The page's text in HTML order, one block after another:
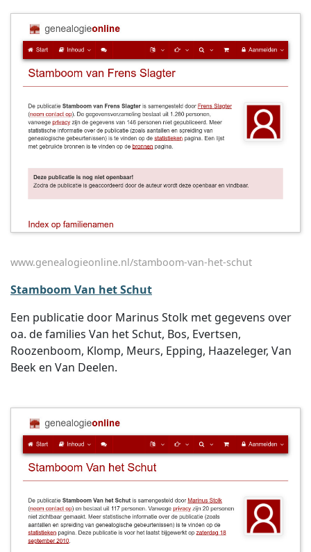
www.genealogieonline.nl/stamboom-van-het-schut
Stamboom Van het Schut
Een publicatie door Marinus Stolk met gegevens over
oa. de families Van het Schut, Bos, Evertsen,
Roozenboom, Klomp, Meurs, Epping, Haazeleger, Van
Beek en Van Deelen.